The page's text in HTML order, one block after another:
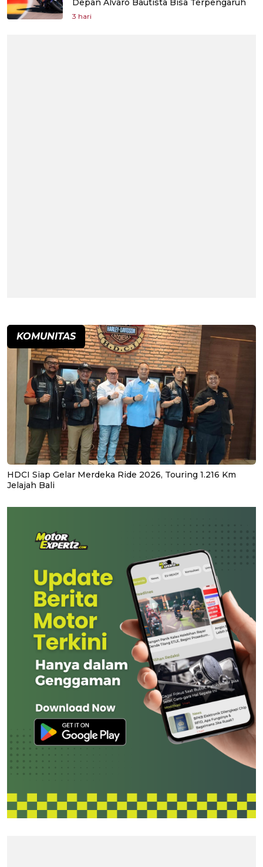
Depan Alvaro Bautista Bisa Terpengaruh
3 hari
KOMUNITAS
HDCI Siap Gelar Merdeka Ride 2026, Touring 1.216 Km
Jelajah Bali